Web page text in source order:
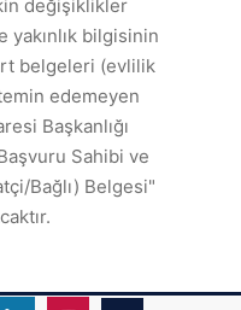
değişiklikler
yakınlık bilgisinin
belgeleri (evlilik
edemeyen
Başkanlığı
Sahibi ve
Bağlı) Belgesi"